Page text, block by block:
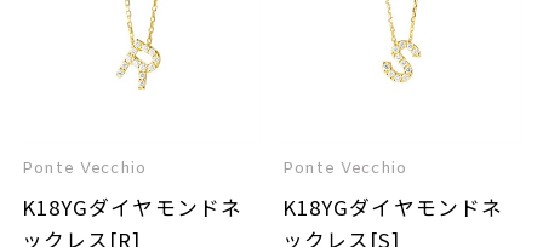
Ponte Vecchio
K18YGダイヤモンドネ
ックレス[R]
Ponte Vecchio
K18YGダイヤモンドネ
ックレス[S]